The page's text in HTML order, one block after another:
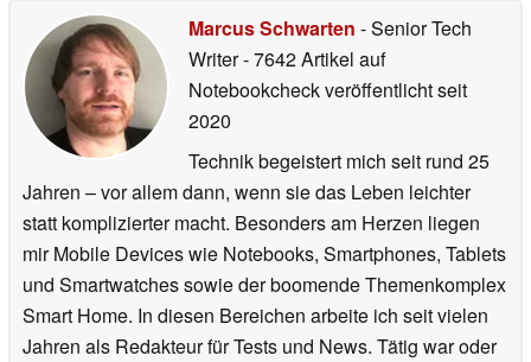
Marcus Schwarten - Senior Tech
Writer- 7642 Artikel auf
Notebookcheck veröffentlichtseit
2020
Technik begeistert mich seit rund 25
Jahren – vor allem dann, wenn sie das Leben leichter
statt komplizierter macht. Besonders am Herzen liegen
mir Mobile Devices wie Notebooks, Smartphones, Tablets
und Smartwatches sowie der boomende Themenkomplex
Smart Home. In diesen Bereichen arbeite ich seit vielen
Jahren als Redakteur für Tests und News. Tätig war oder